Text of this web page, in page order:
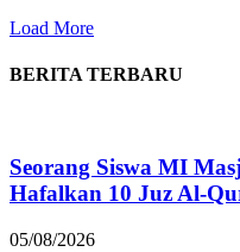
Load More
BERITA TERBARU
Seorang Siswa MI
Hafalkan 10 Juz Al-
05/08/2026